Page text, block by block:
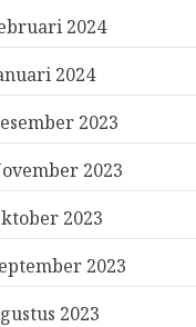
2024
2024
2023
2023
2023
2023
2023